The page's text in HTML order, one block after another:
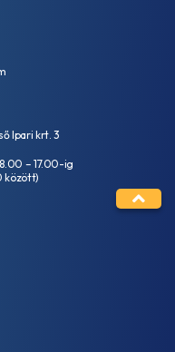
Ipari krt. 3
– 17.00-ig
között)